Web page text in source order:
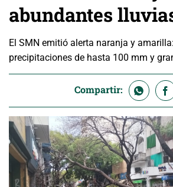
abundantes
El SMN emitió alerta naranja y
precipitaciones de hasta 100 mm y
Compartir: